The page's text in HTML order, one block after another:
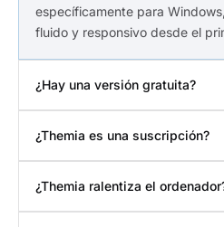
específicamente para
fluido y responsivo desde el
¿Hay una versión gratuita?
¿Themia es una suscripción?
¿Themia ralentiza el